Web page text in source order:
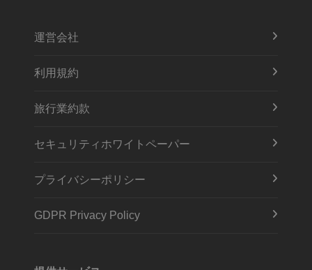
運営会社
利用規約
旅行業約款
セキュリティホワイトペーパー
プライバシーポリシー
GDPR Privacy Policy